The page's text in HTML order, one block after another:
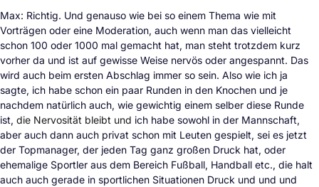
Max: Richtig. Und genauso wie bei so einem Thema wie mit
Vorträgen oder eine Moderation, auch wenn man das vielleicht
schon 100 oder 1000 mal gemacht hat, man steht trotzdem kurz
vorher da und ist auf gewisse Weise nervös oder angespannt. Das
wird auch beim ersten Abschlag immer so sein. Also wie ich ja
sagte, ich habe schon ein paar Runden in den Knochen und je
nachdem natürlich auch, wie gewichtig einem selber diese Runde
ist, die Nervosität bleibt und ich habe sowohl in der Mannschaft,
aber auch dann auch privat schon mit Leuten gespielt, sei es jetzt
der Topmanager, der jeden Tag ganz großen Druck hat, oder
ehemalige Sportler aus dem Bereich Fußball, Handball etc., die halt
auch auch gerade in sportlichen Situationen Druck und und und